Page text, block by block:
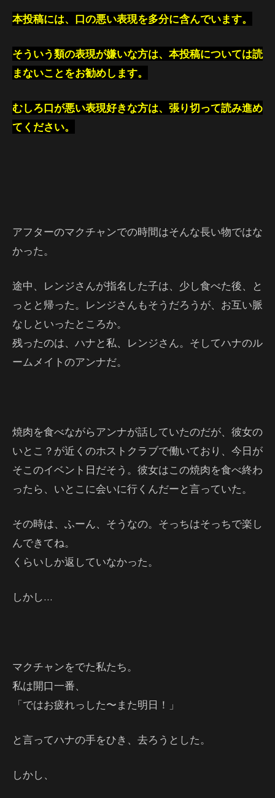
本投稿には、口の悪い表現を多分に含んでいます。
そういう類の表現が嫌いな方は、本投稿については読
まないことをお勧めします。
むしろ口が悪い表現好きな方は、張り切って読み進め
てください。
アフターのマクチャンでの時間はそんな長い物ではな
かった。
途中、レンジさんが指名した子は、少し食べた後、と
っとと帰った。レンジさんもそうだろうが、お互い脈
なしといったところか。
残ったのは、ハナと私、レンジさん。そしてハナのル
ームメイトのアンナだ。
焼肉を食べながらアンナが話していたのだが、彼女の
いとこ？が近くのホストクラブで働いており、今日が
そこのイベント日だそう。彼女はこの焼肉を食べ終わ
ったら、いとこに会いに行くんだーと言っていた。
その時は、ふーん、そうなの。そっちはそっちで楽し
んできてね。
くらいしか返していなかった。
しかし…
マクチャンをでた私たち。
私は開口一番、
「ではお疲れっした〜また明日！」
と言ってハナの手をひき、去ろうとした。
しかし、